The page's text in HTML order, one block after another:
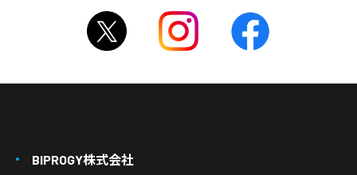
BIPROGY株式会社